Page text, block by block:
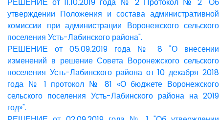
РЕШЕНИЕ от 11.10.2019 года № 2 Протокол № 2 "Об
утверждении Положения и состава административной
комиссии при администрации Воронежского сельского
поселения Усть-Лабинского района".
РЕШЕНИЕ от 05.09.2019 года № 8 "О внесении
изменений в решение Совета Воронежского сельского
поселения Усть-Лабинского района от 10 декабря 2018
года № 1 протокол № 81 «О бюджете Воронежского
сельского поселения Усть-Лабинского района на 2019
год»".